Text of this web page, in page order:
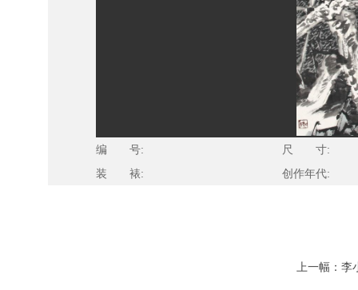
编 号:
尺 寸:
装 裱:
创作年代:
上一幅：李